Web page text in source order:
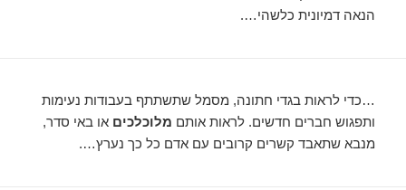
הנאה דמיונית כלשהי….
…כדי לראות בגדי חתונה, מסמל שתשתתף בעבודות נעימות
ותפגוש חברים חדשים. לראות אותם מלוכלכים או באי סדר,
מנבא שתאבד קשרים קרובים עם אדם כל כך נערץ….